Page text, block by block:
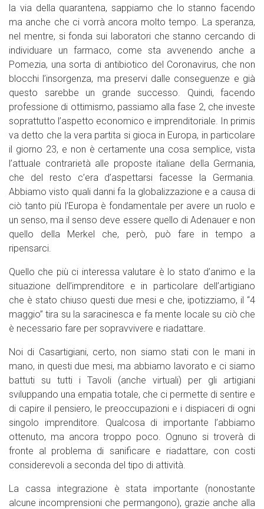
la via della quarantena, sappiamo che lo stanno facendo
ma anche che ci vorrà ancora molto tempo. La speranza,
nel mentre, si fonda sui laboratori che stanno cercando di
individuare un farmaco, come sta avvenendo anche a
Pomezia, una sorta di antibiotico del Coronavirus, che non
blocchi l’insorgenza, ma preservi dalle conseguenze e già
questo sarebbe un grande successo. Quindi, facendo
professione di ottimismo, passiamo alla fase 2, che investe
soprattutto l’aspetto economico e imprenditoriale. In primis
va detto che la vera partita si gioca in Europa, in particolare
il giorno 23, e non è certamente una cosa semplice, vista
l’attuale contrarietà alle proposte italiane della Germania,
che del resto c’era d’aspettarsi facesse la Germania.
Abbiamo visto quali danni fa la globalizzazione e a causa di
ciò tanto più l’Europa è fondamentale per avere un ruolo e
un senso, ma il senso deve essere quello di Adenauer e non
quello della Merkel che, però, può fare in tempo a
ripensarci.
Quello che più ci interessa valutare è lo stato d’animo e la
situazione dell’imprenditore e in particolare dell’artigiano
che è stato chiuso questi due mesi e che, ipotizziamo, il “4
maggio” tira su la saracinesca e fa mente locale su ciò che
è necessario fare per sopravvivere e riadattare.
Noi di Casartigiani, certo, non siamo stati con le mani in
mano, in questi due mesi, ma abbiamo lavorato e ci siamo
battuti su tutti i Tavoli (anche virtuali) per gli artigiani
sviluppando una empatia totale, che ci permette di sentire e
di capire il pensiero, le preoccupazioni e i dispiaceri di ogni
singolo imprenditore. Qualcosa di importante l’abbiamo
ottenuto, ma ancora troppo poco. Ognuno si troverà di
fronte al problema di sanificare e riadattare, con costi
considerevoli a seconda del tipo di attività.
La cassa integrazione è stata importante (nonostante
alcune incomprensioni che permangono), grazie anche alla